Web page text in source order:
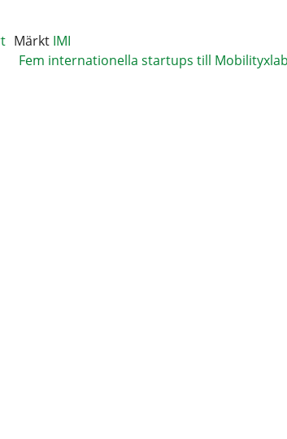
Märkt IMI
Fem internationella startups till Mobilityxlab